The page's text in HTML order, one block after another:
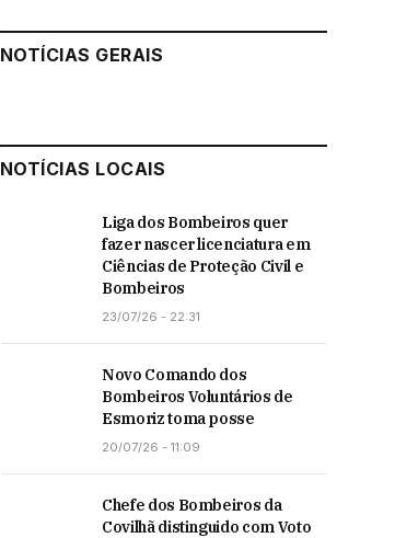
NOTÍCIAS GERAIS
NOTÍCIAS LOCAIS
Liga dos Bombeiros quer
fazer nascer licenciatura em
Ciências de Proteção Civil e
Bombeiros
23/07/26 - 22:31
Novo Comando dos
Bombeiros Voluntários de
Esmoriz toma posse
20/07/26 - 11:09
Chefe dos Bombeiros da
Covilhã distinguido com Voto